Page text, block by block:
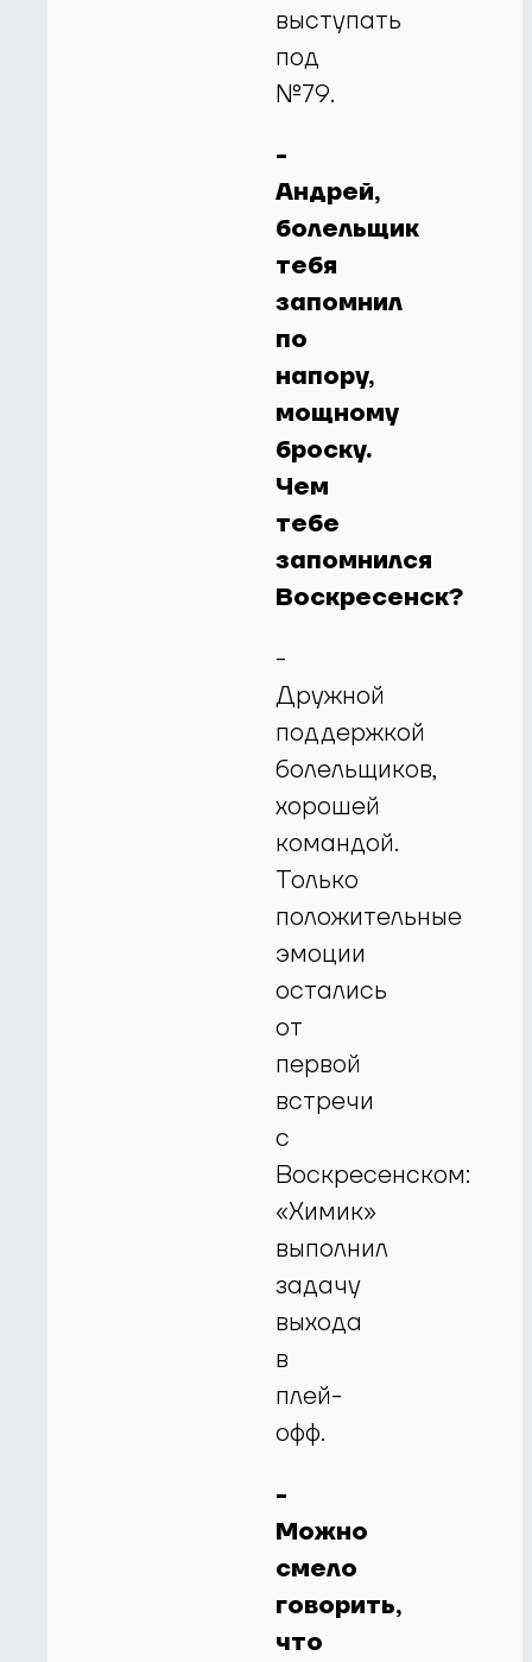
выступать
под
№79.
-
Андрей,
болельщик
тебя
запомнил
по
напору,
мощному
броску.
Чем
тебе
запомнился
Воскресенск?
-
Дружной
поддержкой
болельщиков,
хорошей
командой.
Только
положительные
эмоции
остались
от
первой
встречи
с
Воскресенском:
«Химик»
выполнил
задачу
выхода
в
плей-
офф.
-
Можно
смело
говорить,
что